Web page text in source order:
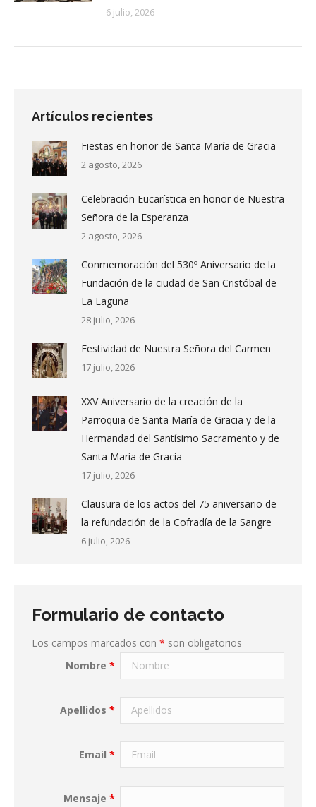
6 julio, 2026
Artículos recientes
Fiestas en honor de Santa María de Gracia
2 agosto, 2026
Celebración Eucarística en honor de Nuestra
Señora de la Esperanza
2 agosto, 2026
Conmemoración del 530º Aniversario de la
Fundación de la ciudad de San Cristóbal de
La Laguna
28 julio, 2026
Festividad de Nuestra Señora del Carmen
17 julio, 2026
XXV Aniversario de la creación de la
Parroquia de Santa María de Gracia y de la
Hermandad del Santísimo Sacramento y de
Santa María de Gracia
17 julio, 2026
Clausura de los actos del 75 aniversario de
la refundación de la Cofradía de la Sangre
6 julio, 2026
Formulario de contacto
Los campos marcados con * son obligatorios
Nombre*
Apellidos*
Email*
Mensaje*